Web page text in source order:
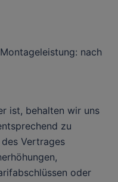
nach
ist, behalten wir uns
zu
Vertrages
oder